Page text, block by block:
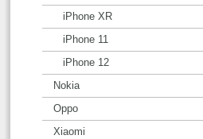
iPhone XR
iPhone 11
iPhone 12
Nokia
Oppo
Xiaomi